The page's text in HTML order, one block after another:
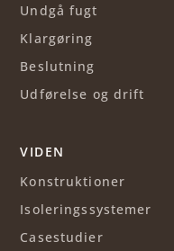
Undgå fugt
Klargøring
Beslutning
Udførelse og drift
VIDEN
Konstruktioner
Isoleringssystemer
Casestudier